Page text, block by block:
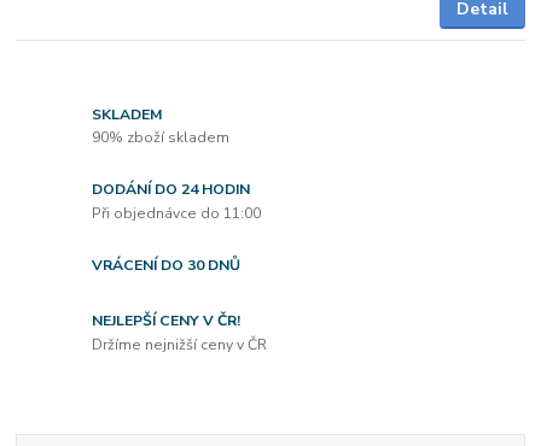
Detail
SKLADEM
90% zboží skladem
DODÁNÍ DO 24 HODIN
Při objednávce do 11:00
VRÁCENÍ DO 30 DNŮ
NEJLEPŠÍ CENY V ČR!
Držíme nejnižší ceny v ČR